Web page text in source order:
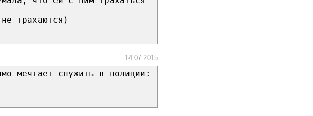
трахаются)
14.07.2015
мечтает служить в полиции: